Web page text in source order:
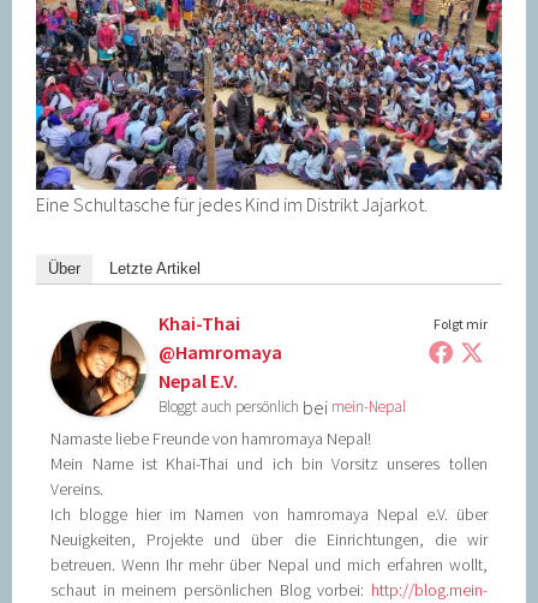
Eine Schultasche für jedes Kind im Distrikt Jajarkot.
Über Letzte Artikel
Folgt mir
Khai-Thai
@hamromaya
Nepal E.V.
Bloggt auch persönlich bei mein-Nepal
Namaste liebe Freunde von hamromaya Nepal!
Mein Name ist Khai-Thai und ich bin Vorsitz unseres tollen
Vereins.
Ich blogge hier im Namen von hamromaya Nepal e.V. über
Neuigkeiten, Projekte und über die Einrichtungen, die wir
betreuen. Wenn Ihr mehr über Nepal und mich erfahren wollt,
schaut in meinem persönlichen Blog vorbei: http://blog.mein-